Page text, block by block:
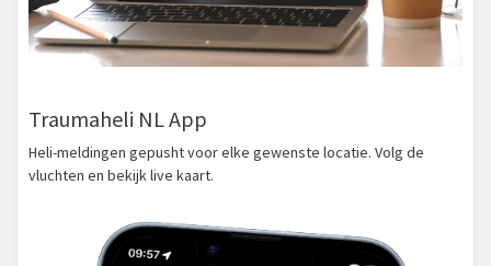
Traumaheli NL App
Heli-meldingen gepusht voor elke gewenste locatie. Volg de
vluchten en bekijk live kaart.